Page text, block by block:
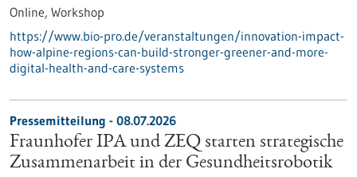
Online, Workshop
https://www.bio-pro.de/veranstaltungen/innovation-impact-
how-alpine-regions-can-build-stronger-greener-and-more-
digital-health-and-care-systems
Pressemitteilung - 08.07.2026
Fraunhofer IPA und ZEQ starten strategische
Zusammenarbeit in der Gesundheitsrobotik